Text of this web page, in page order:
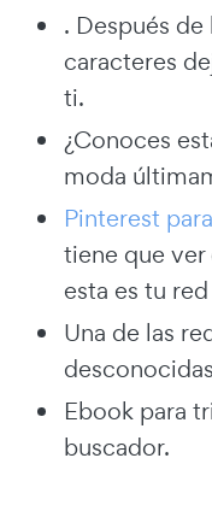
. Después
caracteres
ti.
¿Conoces
moda
Pinterest
tiene que
esta es tu
Una de las
Ebook para
buscador.